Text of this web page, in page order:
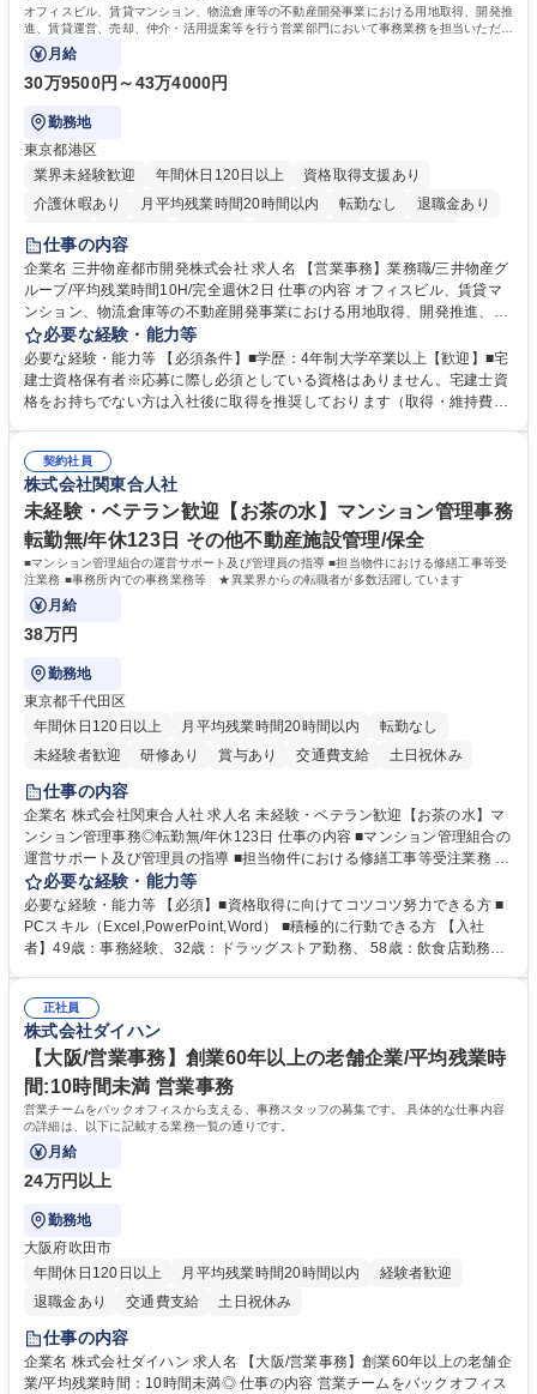
オフィスビル、賃貸マンション、物流倉庫等の不動産開発事業における用地取得、開発推
進、賃貸運営、売却、仲介・活用提案等を行う営業部門において事務業務を担当いただき
ます。
月給
30万9500円～43万4000円
勤務地
東京都港区
業界未経験歓迎
年間休日120日以上
資格取得支援あり
介護休暇あり
月平均残業時間20時間以内 転勤なし
退職金あり
在宅OK
賞与あり
駅近5分以内
土日祝休み 寮・社宅あり
仕事の内容
企業名 三井物産都市開発株式会社 求人名 【営業事務】業務職/三井物産グ
ループ/平均残業時間10H/完全週休2日 仕事の内容 オフィスビル、賃貸マ
ンション、物流倉庫等の不動産開発事業における用地取得、開発推進、賃
貸運営、売却、仲介・活用提案等を行う営業部門において事務業務を担当
いただきます。 【詳細】・契約書管理、契約書製本、捺印対応、ファイリ
ング、登記簿取得、調書取得・支払業務（各種費用支払、支払管理、請
求・支払データ登録、取引先マスター申請対応）・予算作成及び予実管
の他に担当頂く業務が発生する場合があります。 募集職種 【営業事務】
業務職/三井物産グループ/平均残業時間10H/完全週休2日
必要な経験・能力等
必要な経験・能力等 【必須条件】■学歴：4年制大学卒業以上【歓迎】■宅
建士資格保有者※応募に際し必須としている資格はありません。宅建士資
格をお持ちでない方は入社後に取得を推奨しております（取得・維持費用
ション力がある方。 ・チャレンジを厭わず、粘り強く業務に取り組める
方。多様な関係者と謙虚に信頼関係を構築でき、期限を意識したスケジュ
ール管理が出来る方。※将来的に他部署（営業部門、コーポレート部門）
へのジョブローテーションの可能性があります。 学歴・資格 学歴：大学
院 大学 語学力： 資格：宅地建物取引士
契約社員
株式会社関東合人社
未経験・ベテラン歓迎【お茶の水】マンション管理事務
転勤無/年休123日 その他不動産施設管理/保全
■マンション管理組合の運営サポート及び管理員の指導 ■担当物件における修繕工事等受
注業務 ■事務所内での事務業務等 ★異業界からの転職者が多数活躍しています
月給
38万円
勤務地
東京都千代田区
年間休日120日以上
月平均残業時間20時間以内
転勤なし
未経験者歓迎
研修あり 賞与あり 交通費支給 土日祝休み
仕事の内容
企業名 株式会社関東合人社 求人名 未経験・ベテラン歓迎【お茶の水】マ
ンション管理事務◎転勤無/年休123日 仕事の内容 ■マンション管理組合の
運営サポート及び管理員の指導 ■担当物件における修繕工事等受注業務 ■
事務所内での事務業務等 ★異業界からの転職者が多数活躍しています
【年収補足】532万円 ＋別途インセンティヴで平均約100万円/年（昨年度
実績） ＋管理業務主任者資格手当50,000円/月 ★親会社である株式会社合
人社計画研究所社のグループ会社として、質の高いサービスと適性価格を
無/年休123日
必要な経験・能力等
必要な経験・能力等 【必須】■資格取得に向けてコツコツ努力できる方 ■
PCスキル（Excel,PowerPoint,Word） ■積極的に行動できる方 【入社
者】49歳：事務経験、32歳：ドラッグストア勤務、 58歳：飲食店勤務
得出来ております！ 【魅力】■フレックス制度、未経験からでも下限年収
を一律支給！ ■管理業務主任者資格取得後には50,000円/月の手当あり！
学歴・資格 学歴：大学院 大学 高専 短大 専修学校 高校 語学力： 資格：第
一種運転免許普通自動車
正社員
株式会社ダイハン
【大阪/営業事務】創業60年以上の老舗企業/平均残業時
間:10時間未満 営業事務
営業チームをバックオフィスから支える、事務スタッフの募集です。 具体的な仕事内容
の詳細は、以下に記載する業務一覧の通りです。
月給
24万円以上
勤務地
大阪府吹田市
年間休日120日以上
月平均残業時間20時間以内
経験者歓迎
退職金あり
交通費支給 土日祝休み
仕事の内容
企業名 株式会社ダイハン 求人名 【大阪/営業事務】創業60年以上の老舗企
業/平均残業時間：10時間未満◎ 仕事の内容 営業チームをバックオフィス